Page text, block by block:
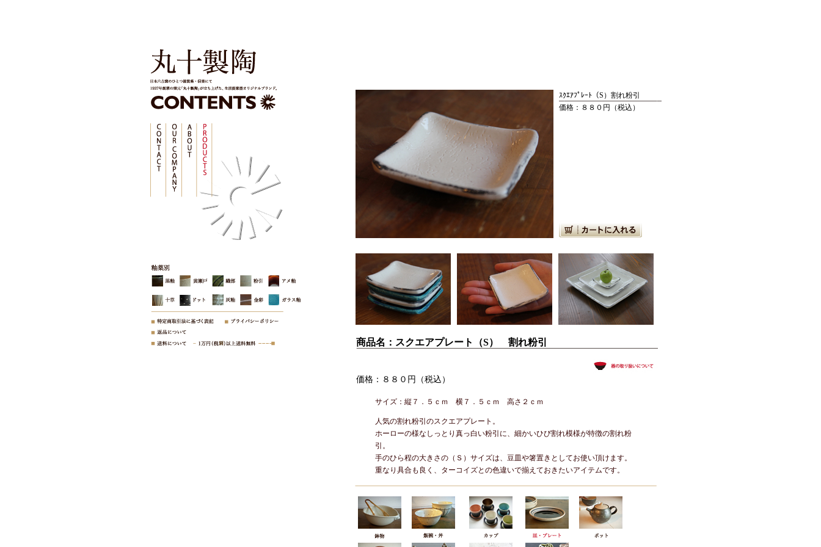
ｽｸｴｱﾌﾟﾚｰﾄ（S）割れ粉引
価格：８８０円（税込）
商品名：スクエアプレート（S） 割れ粉引
価格：８８０円（税込）
サイズ：縦７．５ｃｍ 横７．５ｃｍ 高さ２ｃｍ
人気の割れ粉引のスクエアプレート。
ホーローの様なしっとり真っ白い粉引に、細かいひび割れ模様が特徴の割れ粉
引。
手のひら程の大きさの（Ｓ）サイズは、豆皿や箸置きとしてお使い頂けます。
重なり具合も良く、ターコイズとの色違いで揃えておきたいアイテムです。